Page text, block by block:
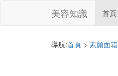
美容知識 首頁
導航:首頁 > 素顏面霜